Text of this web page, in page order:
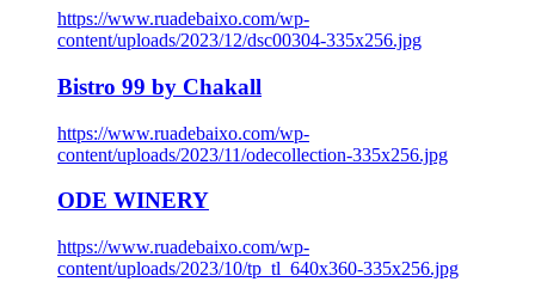
https://www.ruadebaixo.com/wp-
content/uploads/2023/12/dsc00304-335x256.jpg
Bistro 99 by Chakall
https://www.ruadebaixo.com/wp-
content/uploads/2023/11/odecollection-335x256.jpg
ODE WINERY
https://www.ruadebaixo.com/wp-
content/uploads/2023/10/tp_tl_640x360-335x256.jpg